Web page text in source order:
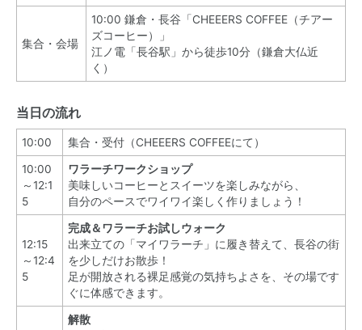
集合・会場
10:00 鎌倉・長谷「CHEEERS COFFEE（チアー
ズコーヒー）」
江ノ電「長谷駅」から徒歩10分（鎌倉大仏近
く）
当日の流れ
10:00 集合・受付（CHEEERS COFFEEにて）
10:00
～12:1
5
ワラーチワークショップ
美味しいコーヒーとスイーツを楽しみながら、
自分のペースでワイワイ楽しく作りましょう！
12:15
～12:4
5
完成＆ワラーチお試しウォーク
出来立ての「マイワラーチ」に履き替えて、長谷の街
を少しだけお散歩！
足が開放される裸足感覚の気持ちよさを、その場です
ぐに体感できます。
解散